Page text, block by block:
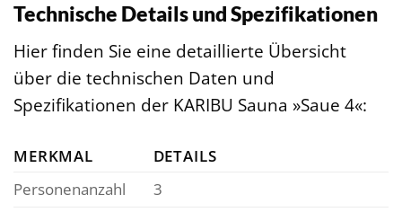
Technische Details und Spezifikationen
Hier finden Sie eine detaillierte Übersicht
über die technischen Daten und
Spezifikationen der KARIBU Sauna »Saue 4«:
MERKMAL
DETAILS
Personenanzahl
3